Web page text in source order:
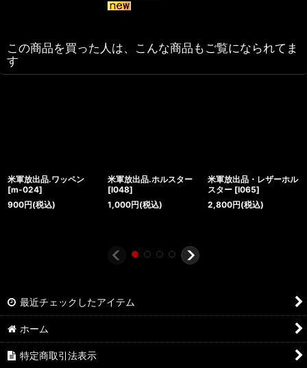
この商品を買った人は、こんな商品もご覧になられてま
す
米軍放出品.ワッペン
[m-024]
900円(税込)
米軍放出品.ホルスター
[I048]
1,000円(税込)
米軍放出品・レザーホル
スター [I065]
2,800円(税込)
最近チェックしたアイテム
ホーム
特定商取引法表示